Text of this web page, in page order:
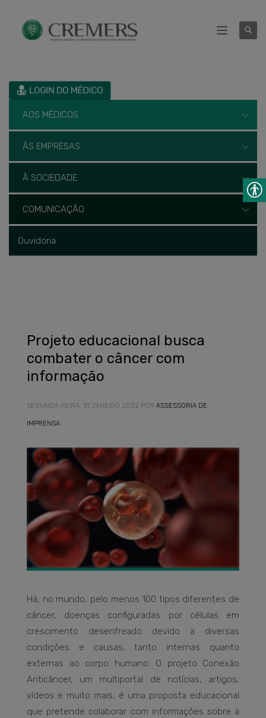
AOS MÉDICOS
ÀS EMPRESAS
À SOCIEDADE
COMUNICAÇÃO
Ouvidoria
Projeto educacional busca
combater o câncer com
informação
SEGUNDA-FEIRA, 31 JANEIRO 2022 POR ASSESSORIA DE
IMPRENSA
Há, no mundo, pelo menos 100 tipos diferentes de
câncer, doenças configuradas por células em
crescimento desenfreado devido a diversas
condições e causas, tanto internas quanto
externas ao corpo humano. O projeto Conexão
Anticâncer, um multiportal de notícias, artigos,
vídeos e muito mais, é uma proposta educacional
que pretende colaborar com informações sobre a